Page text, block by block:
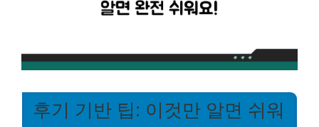
후기 기반 팁: 이것만 알면 쉬워